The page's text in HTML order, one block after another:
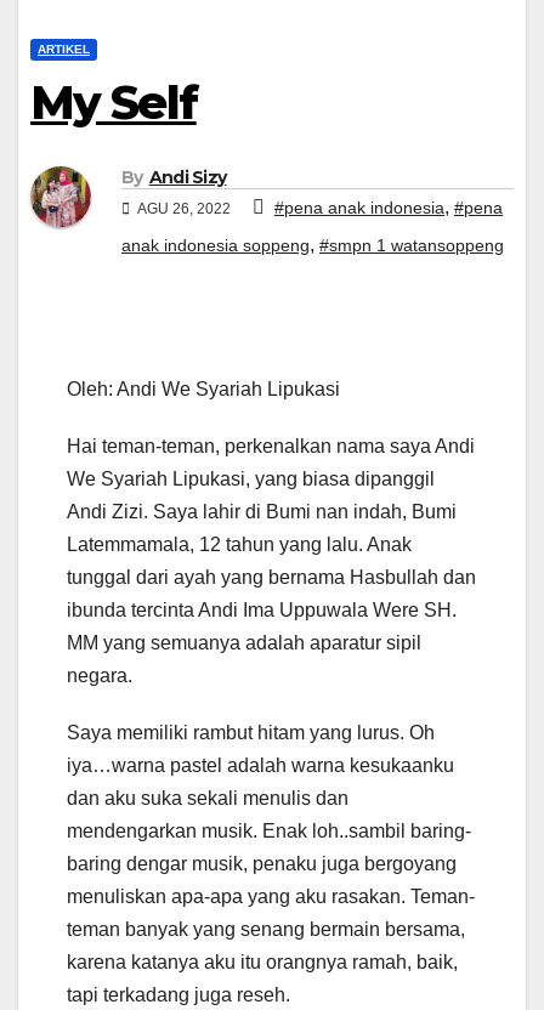
ARTIKEL
My Self
By Andi Sizy
AGU 26, 2022 #pena anak indonesia, #pena
anak indonesia soppeng, #smpn 1 watansoppeng
Oleh: Andi We Syariah Lipukasi
Hai teman-teman, perkenalkan nama saya Andi
We Syariah Lipukasi, yang biasa dipanggil
Andi Zizi. Saya lahir di Bumi nan indah, Bumi
Latemmamala, 12 tahun yang lalu. Anak
tunggal dari ayah yang bernama Hasbullah dan
ibunda tercinta Andi Ima Uppuwala Were SH.
MM yang semuanya adalah aparatur sipil
negara.
Saya memiliki rambut hitam yang lurus. Oh
iya…warna pastel adalah warna kesukaanku
dan aku suka sekali menulis dan
mendengarkan musik. Enak loh..sambil baring-
baring dengar musik, penaku juga bergoyang
menuliskan apa-apa yang aku rasakan. Teman-
teman banyak yang senang bermain bersama,
karena katanya aku itu orangnya ramah, baik,
tapi terkadang juga reseh.